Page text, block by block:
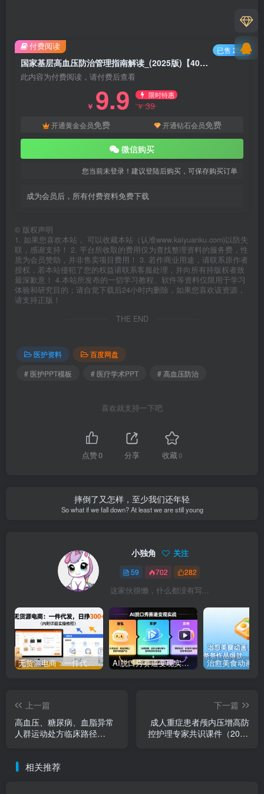
国家基层高血压防治管理指南解读_(2025版)【40页】PPT
此内容为付费阅读，请付费后查看
￥ 9.9 限时特惠
￥39
开通黄金会员免费 开通钻石会员免费
微信购买
您当前未登录！建议登陆后购买，可保存购买订单
成为会员后，所有付费资料免费下载
付费阅读 已售 252
© 版权声明
1. 如果您喜欢本站， 可以收藏本站（认准www.kaiyuanku.com)以防失
联，感谢支持！ 2. 平台所收取的费用仅为查找整理资料的服务费，性
质为会员赞助，并非售卖项目费用！ 3. 若作商业用途，请联系原作者
授权，若本站侵犯了您的权益请联系客服处理，并向所有持版权者致
最深歉意！ 4.本站所发布的一切学习教程、软件等资料仅限用于学习
体验和研究目的；请自觉下载后24小时内删除，如果您喜欢该资源，
请支持正版！
THE END
医护资料
百度网盘
# 医护PPT模板
# 医疗学术PPT # 高血压防治
喜欢就支持一下吧
点赞0 分享 收藏0
摔倒了又怎样，至少我们还年轻
So what if we fall down? At least we are still young
小独角 关注
59 702 282
这家伙很懒，什么都没有写...
无货源电商：一件代发，日挣300+（内附详细实操教程） AI脱口秀赛道变现实战：豆包+即梦+剪映三个工具，把高互动内容做成批量复制流水线
上一篇
高血压、糖尿病、血脂异常
人群运动处方临床路径
下一篇
成人重症患者颅内压增高防
控护理专家共识课件（2025
相关推荐